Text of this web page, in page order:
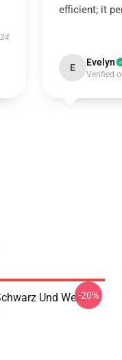
efficient; it
E Evelyn
Verified
Und Weiß-20%